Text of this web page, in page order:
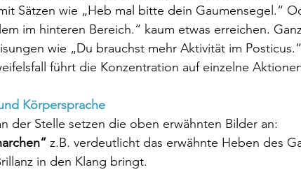
Sätzen wie „Heb mal bitte dein Gaumensegel.“
im hinteren Bereich.“ kaum etwas erreichen.
wie „Du brauchst mehr Aktivität im Posticus.“
führt die Konzentration auf einzelne
Körpersprache
der Stelle setzen die oben erwähnten Bilder an:
z.B. verdeutlicht das erwähnte Heben des
in den Klang bringt.